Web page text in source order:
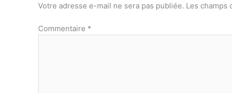
Votre adresse e-mail ne sera pas publiée. Les champs
Commentaire *